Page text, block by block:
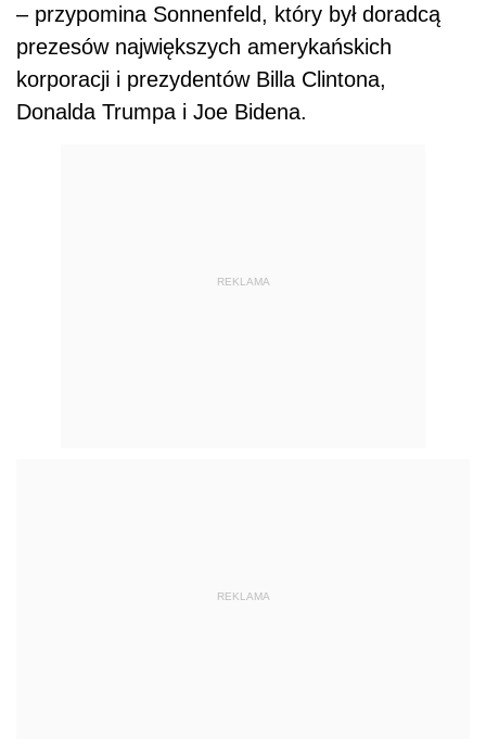
– przypomina Sonnenfeld, który był doradcą
prezesów największych amerykańskich
korporacji i prezydentów Billa Clintona,
Donalda Trumpa i Joe Bidena.
REKLAMA
REKLAMA